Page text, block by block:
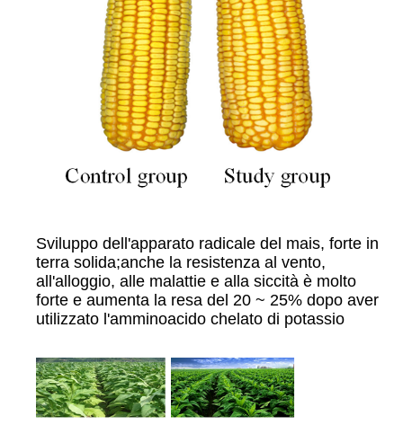
Sviluppo dell'apparato radicale del mais, forte in
terra solida;anche la resistenza al vento,
all'alloggio, alle malattie e alla siccità è molto
forte e aumenta la resa del 20 ~ 25% dopo aver
utilizzato l'amminoacido chelato di potassio